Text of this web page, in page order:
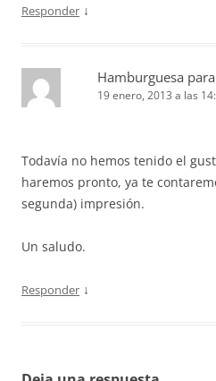
Responder ↓
Hamburguesa
19 enero, 2013 a las
Todavía no hemos tenido el
haremos pronto, ya te
segunda) impresión.
Un saludo.
Responder ↓